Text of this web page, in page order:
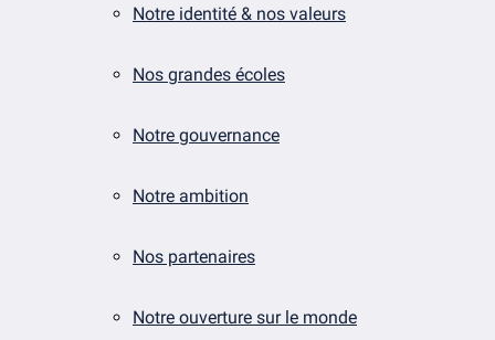
Notre identité & nos valeurs
Nos grandes écoles
Notre gouvernance
Notre ambition
Nos partenaires
Notre ouverture sur le monde